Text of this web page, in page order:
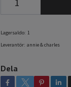
Lagersaldo: 1
Leverantör: annie & charles
Dela